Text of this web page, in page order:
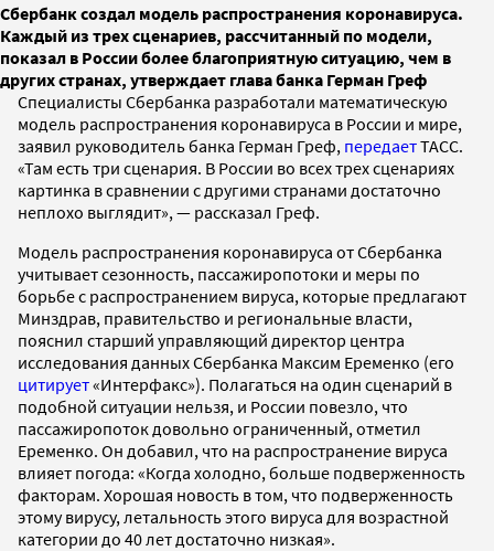
Сбербанк создал модель распространения коронавируса.
Каждый из трех сценариев, рассчитанный по модели,
показал в России более благоприятную ситуацию, чем в
других странах, утверждает глава банка Герман Греф
Специалисты Сбербанка разработали математическую
модель распространения коронавируса в России и мире,
заявил руководитель банка Герман Греф, передаетТАСС.
«Там есть три сценария. В России во всех трех сценариях
картинка в сравнении с другими странами достаточно
неплохо выглядит», — рассказал Греф.
Модель распространения коронавируса от Сбербанка
учитывает сезонность, пассажиропотоки и меры по
борьбе с распространением вируса, которые предлагают
Минздрав, правительство и региональные власти,
пояснил старший управляющий директор центра
исследования данных Сбербанка Максим Еременко (его
цитирует«Интерфакс»). Полагаться на один сценарий в
подобной ситуации нельзя, и России повезло, что
пассажиропоток довольно ограниченный, отметил
Еременко. Он добавил, что на распространение вируса
влияет погода: «Когда холодно, больше подверженность
факторам. Хорошая новость в том, что подверженность
этому вирусу, летальность этого вируса для возрастной
категории до 40 лет достаточно низкая».